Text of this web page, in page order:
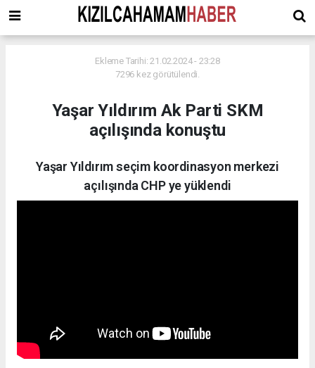
Ekleme Tarihi: 21.02.2024 - 23:28
7296 kez görütülendi.
Yaşar Yıldırım Ak Parti SKM
açılışında konuştu
Yaşar Yıldırım seçim koordinasyon merkezi
açılışında CHP ye yüklendi